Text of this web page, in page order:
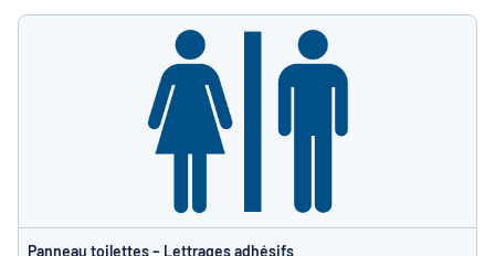
Panneau toilettes – Lettrages adhésifs